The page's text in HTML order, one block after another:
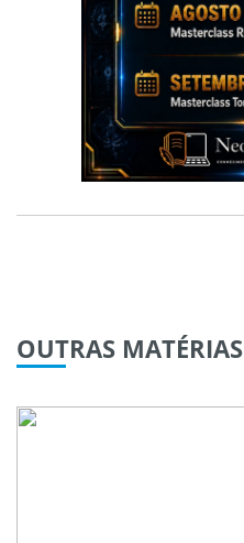
OUTRAS MATÉRIAS